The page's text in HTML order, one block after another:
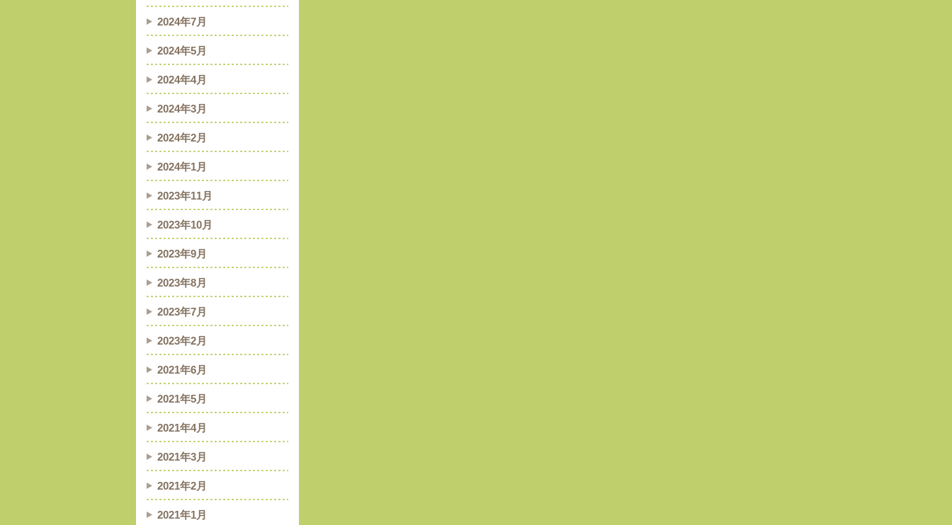
2024年7月
2024年5月
2024年4月
2024年3月
2024年2月
2024年1月
2023年11月
2023年10月
2023年9月
2023年8月
2023年7月
2023年2月
2021年6月
2021年5月
2021年4月
2021年3月
2021年2月
2021年1月